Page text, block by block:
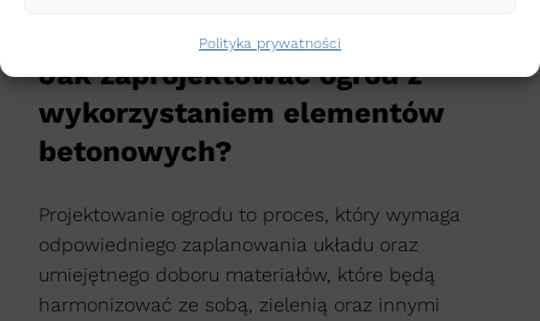
Polityka prywatności
Jak zaprojektować ogród z
wykorzystaniem elementów
betonowych?
Projektowanie ogrodu to proces, który wymaga
odpowiedniego zaplanowania układu oraz
umiejętnego doboru materiałów, które będą
harmonizować ze sobą, zielenią oraz innymi